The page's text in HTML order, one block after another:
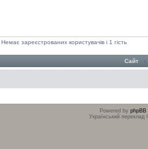
зареєстрованих користувачів і 1 гість
Сайт ‹
Powered by phpBB
Український